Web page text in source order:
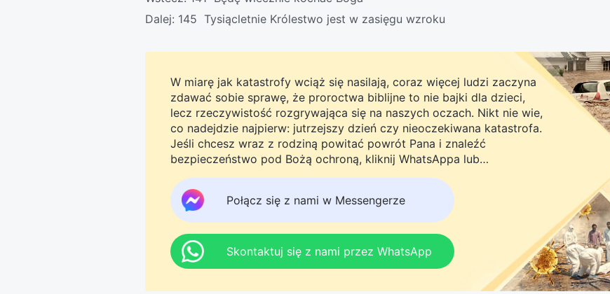
Dalej: 145 Tysiącletnie Królestwo jest w zasięgu wzroku
W miarę jak katastrofy wciąż się nasilają, coraz więcej ludzi zaczyna
zdawać sobie sprawę, że proroctwa biblijne to nie bajki dla dzieci,
lecz rzeczywistość rozgrywająca się na naszych oczach. Nikt nie wie,
co nadejdzie najpierw: jutrzejszy dzień czy nieoczekiwana katastrofa.
Jeśli chcesz wraz z rodziną powitać powrót Pana i znaleźć
bezpieczeństwo pod Bożą ochroną, kliknij WhatsAppa lub
Messengera, aby dołączyć do naszej grupy studyjnej. Nie odkładaj
tego do jutra.
Połącz się z nami w Messengerze
Skontaktuj się z nami przez WhatsApp